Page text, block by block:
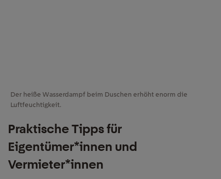
Der heiße Wasserdampf beim Duschen erhöht enorm die
Luftfeuchtigkeit.
Praktische Tipps für
Eigentümer*innen und
Vermieter*innen